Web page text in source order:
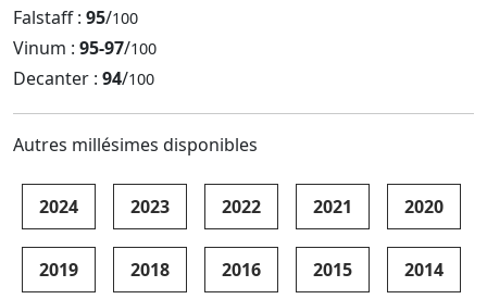
Falstaff : 95/100
Vinum : 95-97/100
Decanter : 94/100
Autres millésimes disponibles
2024 2023 2022 2021 2020
2019 2018 2016 2015 2014